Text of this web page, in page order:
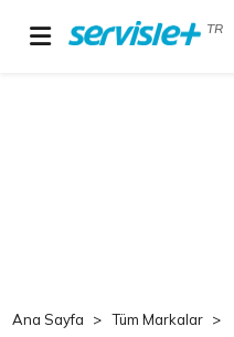
TR
Ana Sayfa Tüm Markalar